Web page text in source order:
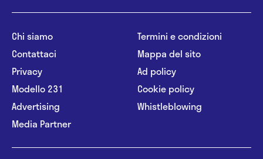
Chi siamo
Contattaci
Privacy
Modello 231
Advertising
Media Partner
Termini e condizioni
Mappa del sito
Ad policy
Cookie policy
Whistleblowing